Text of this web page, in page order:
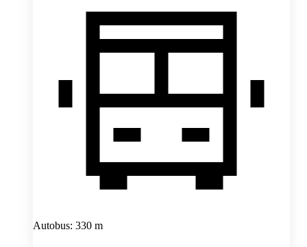
Autobus: 330 m